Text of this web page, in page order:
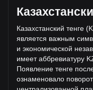
предложения Shiba
Объем торгов упал
KZT) за последние 24
составил
период.
Казахстанский тенге
является важным
и экономической
имеет аббревиатуру
Появление тенге
ознаменовало